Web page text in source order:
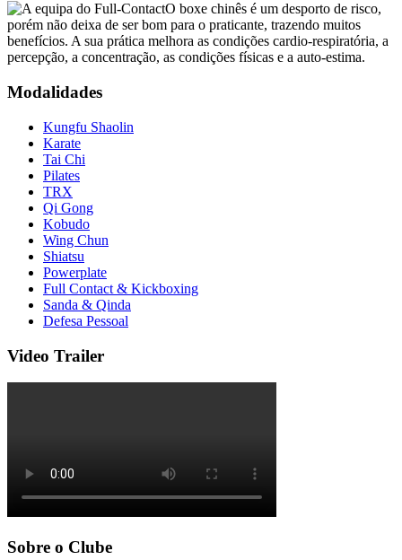
O boxe chinês é um desporto de risco,
porém não deixa de ser bom para o praticante, trazendo muitos
benefícios. A sua prática melhora as condições cardio-respiratória, a
percepção, a concentração, as condições físicas e a auto-estima.
Modalidades
Kungfu Shaolin
Karate
Tai Chi
Pilates
TRX
Qi Gong
Kobudo
Wing Chun
Shiatsu
Powerplate
Full Contact & Kickboxing
Sanda & Qinda
Defesa Pessoal
Video Trailer
Sobre o Clube